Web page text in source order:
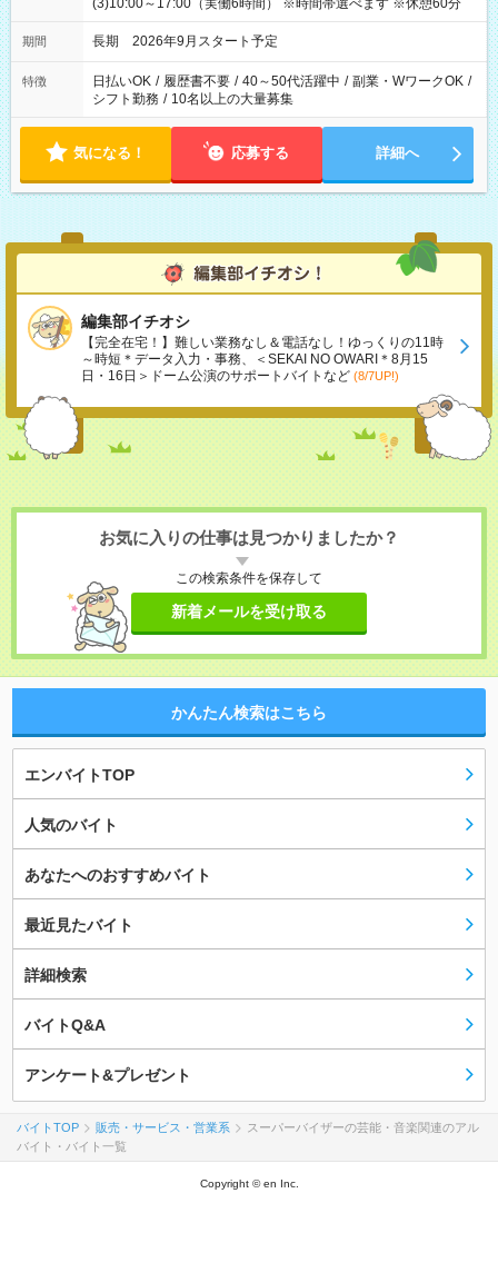
(3)10:00～17:00（実働6時間） ※時間帯選べます ※休憩60分
期間 長期 2026年9月スタート予定
特徴 日払いOK / 履歴書不要 / 40～50代活躍中 / 副業・WワークOK /
シフト勤務 / 10名以上の大量募集
気になる！ 応募する 詳細へ
編集部イチオシ
【完全在宅！】難しい業務なし＆電話なし！ゆっくりの11時
～時短＊データ入力・事務、＜SEKAI NO OWARI＊8月15
日・16日＞ドーム公演のサポートバイトなど (8/7UP!)
お気に入りの仕事は見つかりましたか？
この検索条件を保存して
新着メールを受け取る
かんたん検索はこちら
エンバイトTOP
人気のバイト
あなたへのおすすめバイト
最近見たバイト
詳細検索
バイトQ&A
アンケート&プレゼント
バイトTOP 販売・サービス・営業系
スーパーバイザーの芸能・音楽関連のアル
バイト・バイト一覧
Copyright © en Inc.